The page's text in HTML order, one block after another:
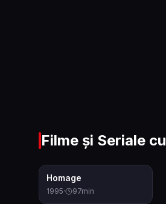
Filme și Seriale cu
Homage
1995· 97min